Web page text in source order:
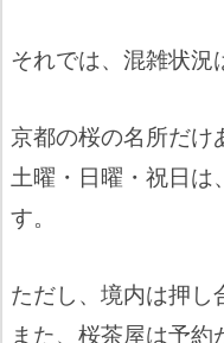
それでは、混雑状況
京都の桜の名所だけ
土曜・日曜・祝日は
す。
ただし、境内は押し
また、桜茶屋は予